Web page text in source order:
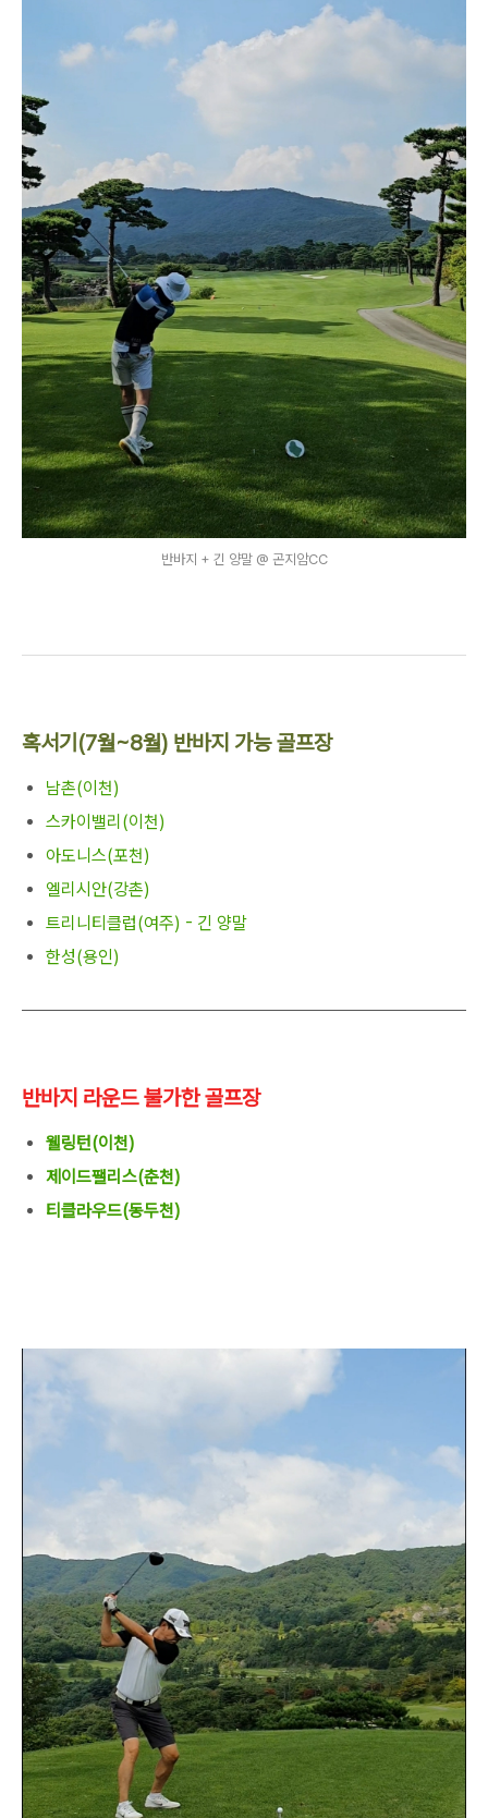
반바지 + 긴 양말 @ 곤지암CC
혹서기(7월~8월) 반바지 가능 골프장
남촌(이천)
스카이밸리(이천)
아도니스(포천)
엘리시안(강촌)
트리니티클럽(여주) - 긴 양말
한성(용인)
반바지 라운드 불가한 골프장
웰링턴(이천)
제이드팰리스(춘천)
티클라우드(동두천)